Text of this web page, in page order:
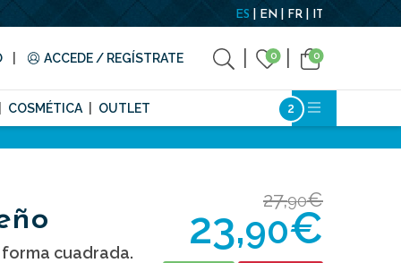
ES EN FR IT
ACCEDE / REGÍSTRATE 0 0
COSMÉTICA OUTLET
cuadrada.
27,90€
23,90€